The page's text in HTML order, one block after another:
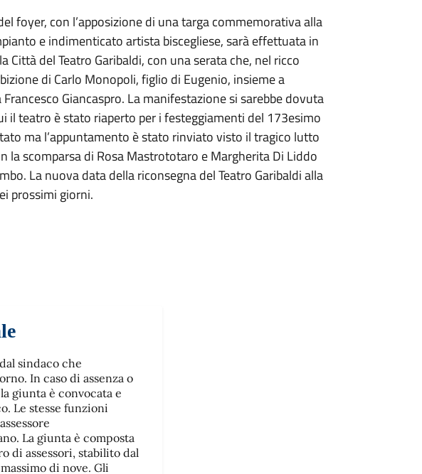
foyer, con l’apposizione di una targa commemorativa alla
e indimenticato artista biscegliese, sarà effettuata in
Città del Teatro Garibaldi, con una serata che, nel ricco
di Carlo Monopoli, figlio di Eugenio, insieme a
Giancaspro. La manifestazione si sarebbe dovuta
il teatro è stato riaperto per i festeggiamenti del 173esimo
ma l’appuntamento è stato rinviato visto il tragico lutto
la scomparsa di Rosa Mastrototaro e Margherita Di Liddo
La nuova data della riconsegna del Teatro Garibaldi alla
prossimi giorni.
sindaco che
In caso di assenza o
giunta è convocata e
Le stesse funzioni
La giunta è composta
di assessori, stabilito dal
di nove. Gli